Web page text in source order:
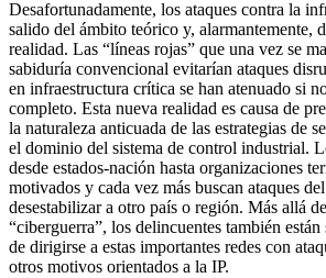
Desafortunadamente, los ataques contra la
salido del ámbito teórico y, alarmantemente,
realidad. Las “líneas rojas” que una vez se
sabiduría convencional evitarían ataques
en infraestructura crítica se han atenuado si
completo. Esta nueva realidad es causa de
la naturaleza anticuada de las estrategias de
el dominio del sistema de control industrial.
desde estados-nación hasta organizaciones
motivados y cada vez más buscan ataques
desestabilizar a otro país o región. Más allá
“ciberguerra”, los delincuentes también
de dirigirse a estas importantes redes con
otros motivos orientados a la IP.